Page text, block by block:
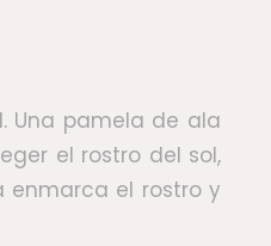
Una pamela de ala
el rostro del sol,
enmarca el rostro y